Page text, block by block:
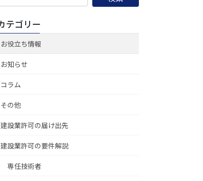
:
テゴリー
お役立ち情報
お知らせ
コラム
その他
建設業許可の届け出先
建設業許可の要件解説
専任技術者